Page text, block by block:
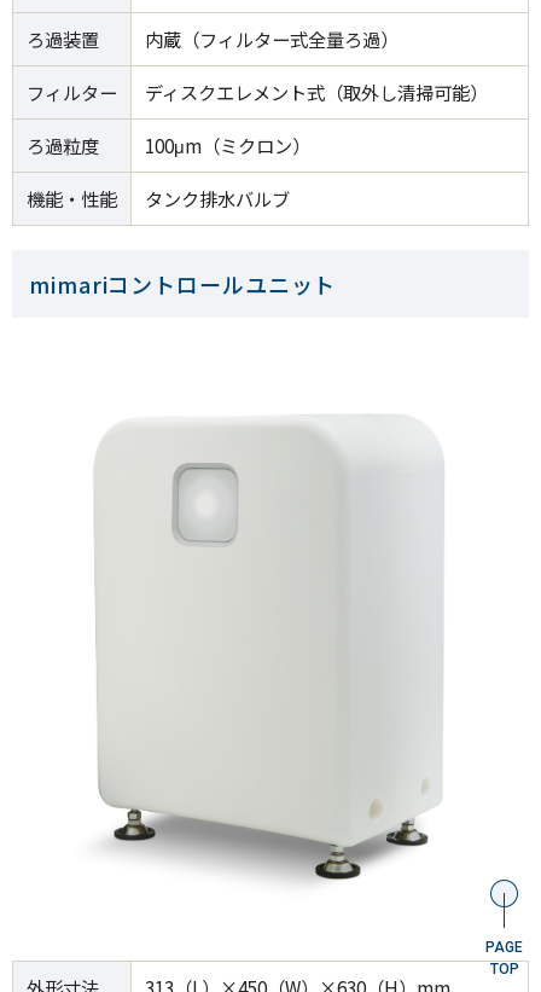
ろ過装置
内蔵（フィルター式全量ろ過）
フィルター
ディスクエレメント式（取外し清掃可能）
ろ過粒度
100μm（ミクロン）
機能・性能
タンク排水バルブ
mimariコントロールユニット
PAGE
TOP